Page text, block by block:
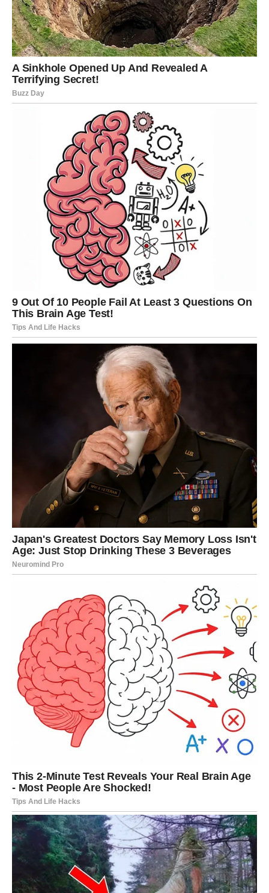
mogu ući u priču koja deluje neplanirano, ali je sudbinski
snažna.
Poruka sudbine:sloboda je vaša istina.
RIBE – DUHOVNI PREOKRET:
INTUICIJA VAS VODI TAČNO
Ribe ulaze u dane u kojima intuicija postaje vaš najjači
kompas. Nešto što ste osećali u stomaku sada dobija
potvrdu. Važna dešavanja dolaze kroz emocije, snove,
znakove, ali i kroz realne događaje koji vas vode ka miru.
oslonite se na osećaj – danas vam pokazuje pravi
emotivno isceljenje, nežnost i nova šansa.
Slobodne Ribe mogu upoznati osobu koja im vraća veru u
kada verujete sebi – sve se slaže.